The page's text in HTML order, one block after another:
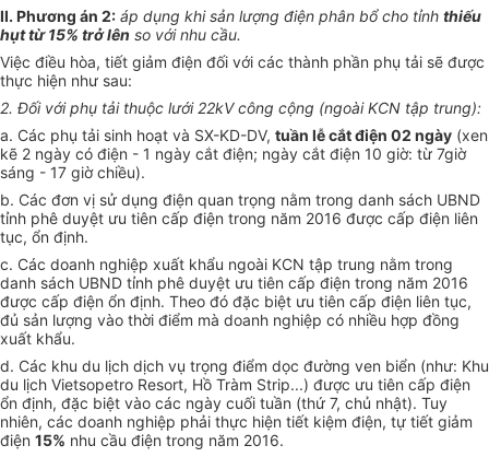
II. Phương án 2: áp dụng khisản lượng điện phân bổcho tỉnh thiếu
hụt từ 15% trở lên so với nhu cầu.
Việc điều hòa, tiết giảm điện đối với các thành phần phụ tải sẽ được
thực hiện như sau:
2. Đối với phụ tải thuộc lưới 22kV công cộng (ngoài KCN tập trung):
a. Các phụ tải sinh hoạt và SX-KD-DV, tuần lễ cắt điện 02 ngày (xen
kẽ 2 ngày có điện - 1 ngày cắt điện; ngày cắt điện 10 giờ: từ 7giờ
sáng - 17 giờ chiều).
b. Các đơn vị sử dụng điện quan trọng nằm trong danh sách UBND
tỉnh phê duyệt ưu tiên cấp điện trong năm 2016 được cấp điện liên
tục, ổn định.
c. Các doanh nghiệp xuất khẩu ngoài KCN tập trung nằm trong
danh sách UBND tỉnh phê duyệt ưu tiên cấp điện trong năm 2016
được cấp điện ổn định. Theo đó đặc biệt ưu tiên cấp điện liên tục,
đủ sản lượng vào thời điểm mà doanh nghiệp có nhiều hợp đồng
xuất khẩu.
d. Các khu du lịch dịch vụ trọng điểm dọc đường ven biển (như: Khu
du lịch Vietsopetro Resort, Hồ Tràm Strip...) được ưu tiên cấp điện
ổn định, đặc biệt vào các ngày cuối tuần (thứ 7, chủ nhật). Tuy
nhiên, các doanh nghiệp phải thực hiện tiết kiệm điện, tự tiết giảm
điện 15% nhu cầu điện trong năm 2016.